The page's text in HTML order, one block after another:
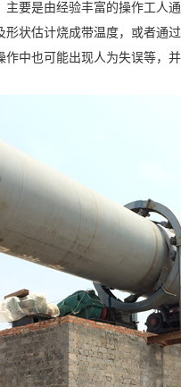
要是由经验丰富的操作工人
状估计烧成带温度，或者通
中也可能出现人为失误等，